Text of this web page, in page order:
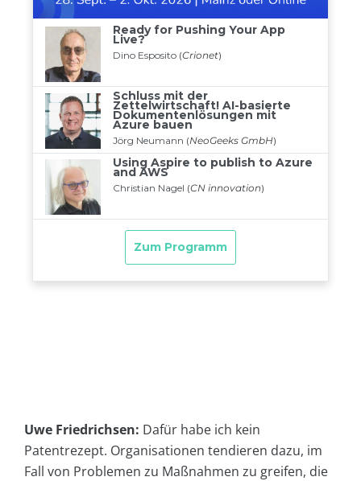
Uwe Friedrichsen: Dafür habe ich kein
Patentrezept. Organisationen tendieren dazu, im
Fall von Problemen zu Maßnahmen zu greifen, die